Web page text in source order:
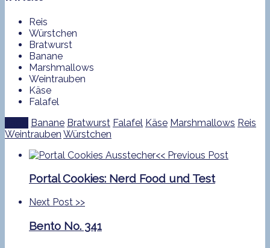
Reis
Würstchen
Bratwurst
Banane
Marshmallows
Weintrauben
Käse
Falafel
Banane Bratwurst Falafel Käse Marshmallows Reis
Weintrauben Würstchen
<< Previous Post
Portal Cookies: Nerd Food und Test
Next Post >>
Bento No. 341